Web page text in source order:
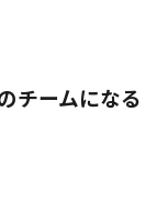
チームになる